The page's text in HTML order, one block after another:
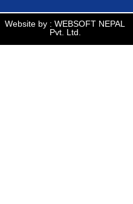
Website by : WEBSOFT NEPAL
Pvt. Ltd.